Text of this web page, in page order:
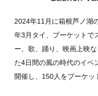
2024年11月に箱根芦ノ湖
年3月タイ、プーケットで
ー、歌、踊り、映画上映
た4日間の風の時代のイベ
開催し、150人をプーケッ